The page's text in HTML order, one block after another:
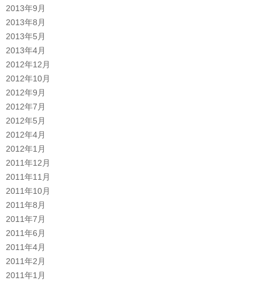
2013年9月
2013年8月
2013年5月
2013年4月
2012年12月
2012年10月
2012年9月
2012年7月
2012年5月
2012年4月
2012年1月
2011年12月
2011年11月
2011年10月
2011年8月
2011年7月
2011年6月
2011年4月
2011年2月
2011年1月